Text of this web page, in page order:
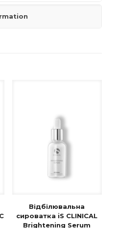
Відбілювальна
сироватка iS CLINICAL
Brightening Serum